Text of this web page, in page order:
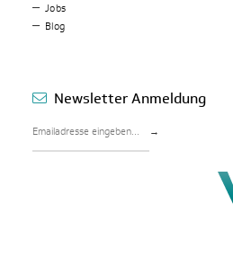
Jobs
Blog
Newsletter Anmeldung
→